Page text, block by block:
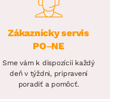
Zákaznícky servis
PO–NE
Sme vám k dispozícii každý
deň v týždni, pripravení
poradiť a pomôcť.